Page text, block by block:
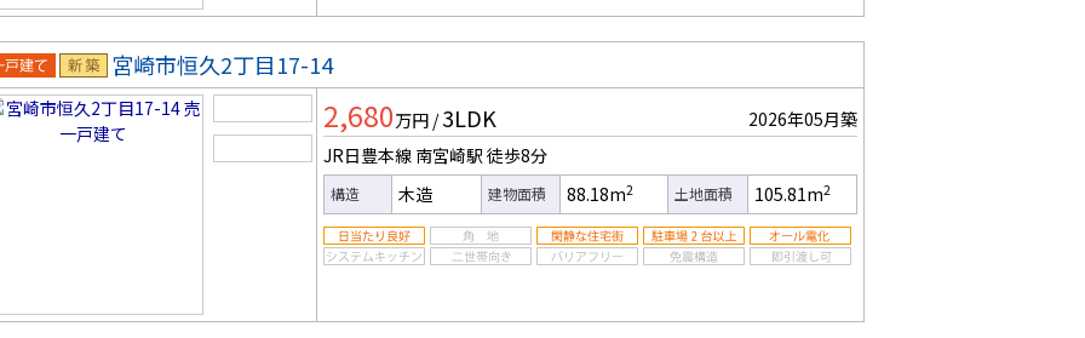
戸建 新築
宮崎市恒久2丁目17-14
2,680万円 / 3LDK
2026年05月築
JR日豊本線 南宮崎駅 徒歩8分
構造 木造 建物面積 88.18m2 土地面積 105.81m2